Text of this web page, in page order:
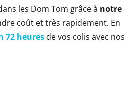
les Dom Tom grâce à notre
coût et très rapidement. En
72 heuresde vos colis avec nos